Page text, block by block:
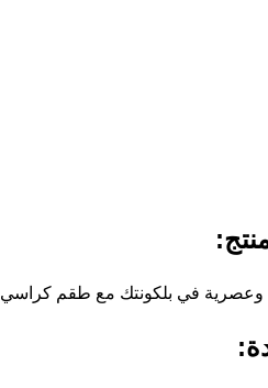
كراسي بلكونة يتكون من ٢ كرسي وترابيزة، تصميم عملي وأنيق يضفي لمسة جمالية على